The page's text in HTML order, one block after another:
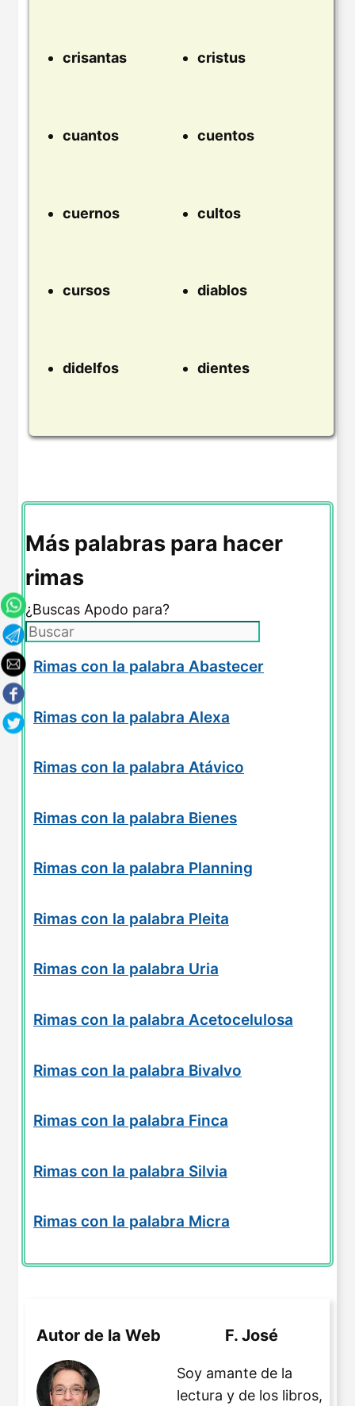
crisantas cristus
cuantos cuentos
cuernos cultos
cursos diablos
didelfos dientes
Más palabras para hacer
rimas
¿Buscas Apodo para?
Rimas con la palabra Abastecer
Rimas con la palabra Alexa
Rimas con la palabra Atávico
Rimas con la palabra Bienes
Rimas con la palabra Planning
Rimas con la palabra Pleita
Rimas con la palabra Uria
Rimas con la palabra Acetocelulosa
Rimas con la palabra Bivalvo
Rimas con la palabra Finca
Rimas con la palabra Silvia
Rimas con la palabra Micra
Autor de la Web F. José
Soy amante de la
lectura y de los libros,